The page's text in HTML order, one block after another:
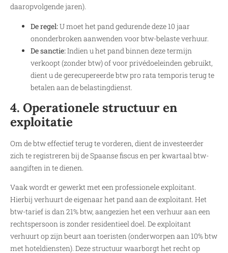
daaropvolgende jaren).
De regel:U moet het pand gedurende deze 10 jaar
ononderbroken aanwenden voor btw-belaste verhuur.
De sanctie:Indien u het pand binnen deze termijn
verkoopt (zonder btw) of voor privédoeleinden gebruikt,
dient u de gerecupereerde btw pro rata temporis terug te
betalen aan de belastingdienst.
4. Operationele structuur en
exploitatie
Om de btw effectief terug te vorderen, dient de investeerder
zich te registreren bij de Spaanse fiscus en per kwartaal btw-
aangiften in te dienen.
Vaak wordt er gewerkt met een professionele exploitant.
Hierbij verhuurt de eigenaar het pand aan de exploitant. Het
btw-tarief is dan 21% btw, aangezien het een verhuur aan een
rechtspersoon is zonder residentieel doel. De exploitant
verhuurt op zijn beurt aan toeristen (onderworpen aan 10% btw
met hoteldiensten). Deze structuur waarborgt het recht op